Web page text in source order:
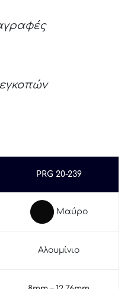
PRG 20-239
Μαύρο
Αλουμίνιο